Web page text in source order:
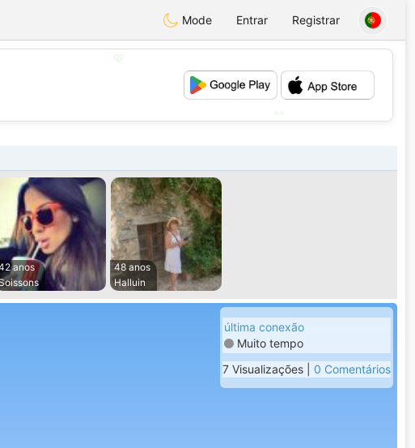
Mode Entrar Registrar
anos
48 anos
Halluin
última conexão
Muito tempo
7 Visualizações | 0 Comentários